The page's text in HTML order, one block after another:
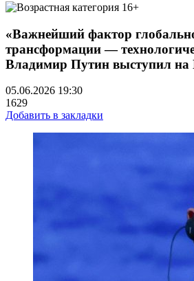
«Важнейший фактор
трансформации —
Владимир Путин выступил
05.06.2026 19:30
1629
Добавить в закладки